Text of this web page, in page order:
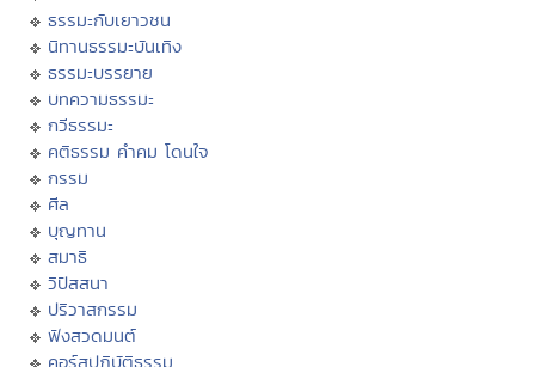
ธรรมะกับเยาวชน
นิทานธรรมะบันเทิง
ธรรมะบรรยาย
บทความธรรมะ
กวีธรรมะ
คติธรรม คำคม โดนใจ
กรรม
ศีล
บุญทาน
สมาธิ
วิปัสสนา
ปริวาสกรรม
ฟังสวดมนต์
คอร์สปฏิบัติธรรม